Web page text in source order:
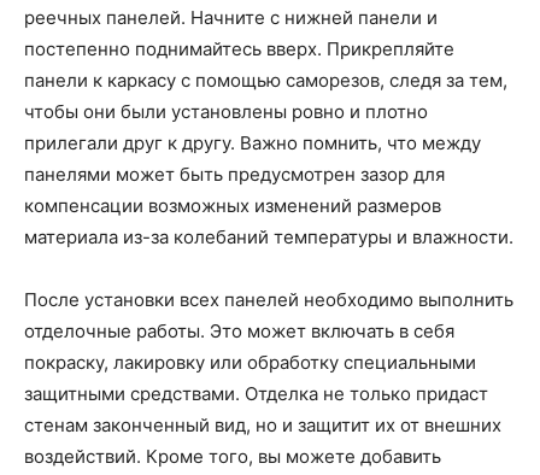
реечных панелей. Начните с нижней панели и
постепенно поднимайтесь вверх. Прикрепляйте
панели к каркасу с помощью саморезов, следя за тем,
чтобы они были установлены ровно и плотно
прилегали друг к другу. Важно помнить, что между
панелями может быть предусмотрен зазор для
компенсации возможных изменений размеров
материала из-за колебаний температуры и влажности.
После установки всех панелей необходимо выполнить
отделочные работы. Это может включать в себя
покраску, лакировку или обработку специальными
защитными средствами. Отделка не только придаст
стенам законченный вид, но и защитит их от внешних
воздействий. Кроме того, вы можете добавить